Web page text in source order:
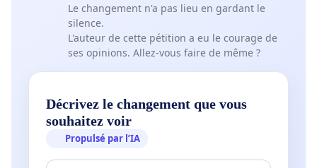
Le changement n'a pas lieu en gardant le
silence.
L'auteur de cette pétition a eu le courage de
ses opinions. Allez-vous faire de même ?
Décrivez le changement que vous
souhaitez voir
Propulsé par l’IA